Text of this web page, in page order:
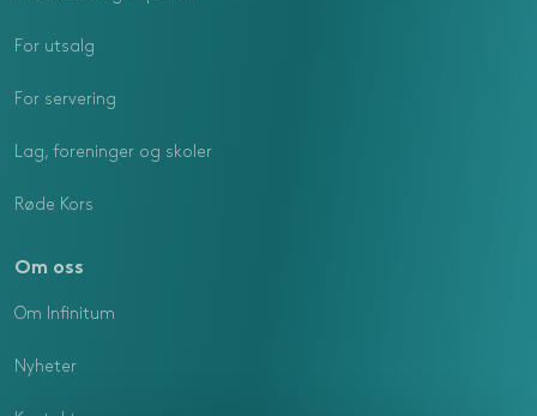
For utsalg
For servering
Lag, foreninger og skoler
Røde Kors
Om oss
Om Infinitum
Nyheter